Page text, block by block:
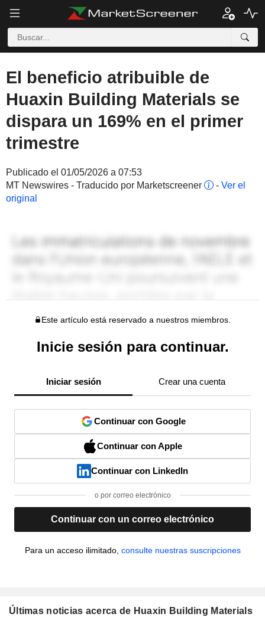
El beneficio atribuible de
Huaxin Building Materials se
dispara un 169% en el primer
trimestre
Publicado el 01/05/2026 a 07:53
MT Newswires - Traducido por Marketscreener
- Ver el
original
Este artículo está reservado a nuestros miembros.
Inicie sesión para continuar.
Iniciar sesión Crear una cuenta
Continuar con Google
Continuar con Apple
Continuar con LinkedIn
o por correo electrónico
Continuar con un correo electrónico
Para un acceso ilimitado, consulte nuestras suscripciones
Últimas noticias acerca de Huaxin Building Materials